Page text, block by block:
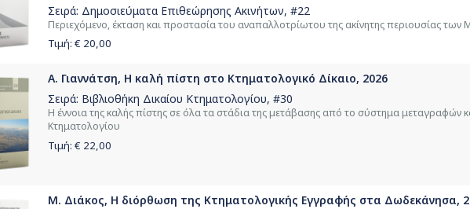
Σειρά: Δημοσιεύματα Επιθεώρησης Ακινήτων, #22
Περιεχόμενο, έκταση και προστασία του αναπαλλοτρίωτου της ακίνητης περιουσίας
Τιμή: € 20,00
Α. Γιαννάτση, Η καλή πίστη στο Κτηματολογικό Δίκαιο, 2026
Σειρά: Βιβλιοθήκη Δικαίου Κτηματολογίου, #30
Η έννοια της καλής πίστης σε όλα τα στάδια της μετάβασης από το σύστημα μεταγραφών
Κτηματολογίου
Τιμή: € 22,00
Μ. Διάκος, Η διόρθωση της Κτηματολογικής Εγγραφής στα Δωδεκάνησα,